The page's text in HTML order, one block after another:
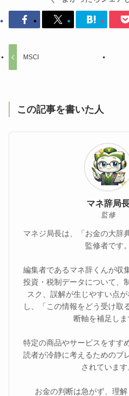
MSCI
この記事を書いた人
マネ辞局
監修
マネジ局長は、「お金の大辞
監修者です。
編集者であるマネ辞くんが収
投資・税制データについて、
スク、誤解が生じやすい点
し、「この情報をどう受け取
断軸を補足しま
特定の商品やサービスをすす
読者が冷静に考えるためのブ
されています
お金の判断は急がず、理解